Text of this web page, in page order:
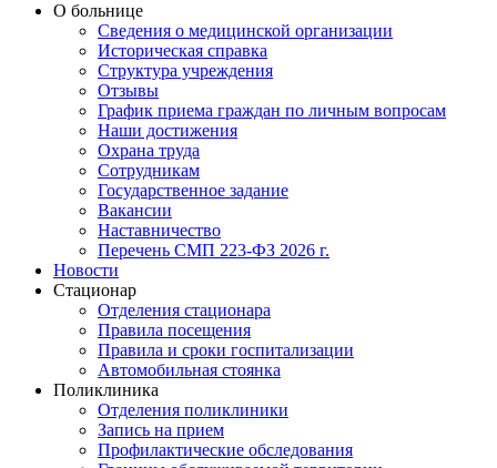
О больнице
Сведения о медицинской организации
Историческая справка
Структура учреждения
Отзывы
График приема граждан по личным вопросам
Наши достижения
Охрана труда
Сотрудникам
Государственное задание
Вакансии
Наставничество
Перечень СМП 223-ФЗ 2026 г.
Новости
Стационар
Отделения стационара
Правила посещения
Правила и сроки госпитализации
Автомобильная стоянка
Поликлиника
Отделения поликлиники
Запись на прием
Профилактические обследования